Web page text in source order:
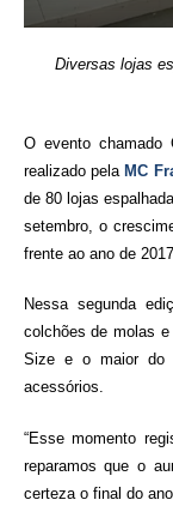
Diversas lojas
O evento chamado
realizado pela MC
de 80 lojas
setembro, o
frente ao ano de 2017.
Nessa segunda
colchões de molas
Size e o maior do
acessórios.
“Esse momento
reparamos que o
certeza o final do